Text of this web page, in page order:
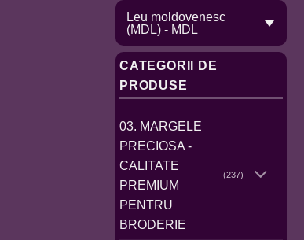
Leu moldovenesc
(MDL) - MDL
CATEGORII DE
PRODUSE
03. MARGELE
PRECIOSA -
CALITATE
PREMIUM
PENTRU
BRODERIE
(237)